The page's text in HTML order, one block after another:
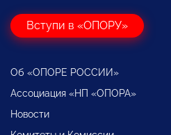
Вступи в «ОПОРУ»
Об «ОПОРЕ РОССИИ»
Ассоциация «НП «ОПОРА»
Новости